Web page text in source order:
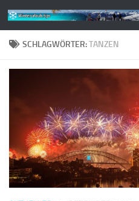
Zum Inhalt springen
SCHLAGWÖRTER:TANZEN